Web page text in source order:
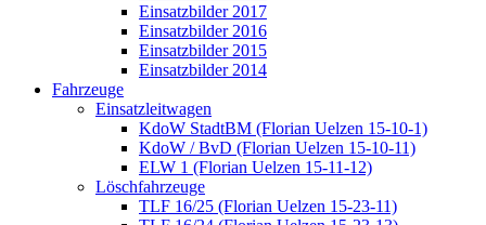
Einsatzbilder 2017
Einsatzbilder 2016
Einsatzbilder 2015
Einsatzbilder 2014
Fahrzeuge
Einsatzleitwagen
KdoW StadtBM (Florian Uelzen 15-10-1)
KdoW / BvD (Florian Uelzen 15-10-11)
ELW 1 (Florian Uelzen 15-11-12)
Löschfahrzeuge
TLF 16/25 (Florian Uelzen 15-23-11)